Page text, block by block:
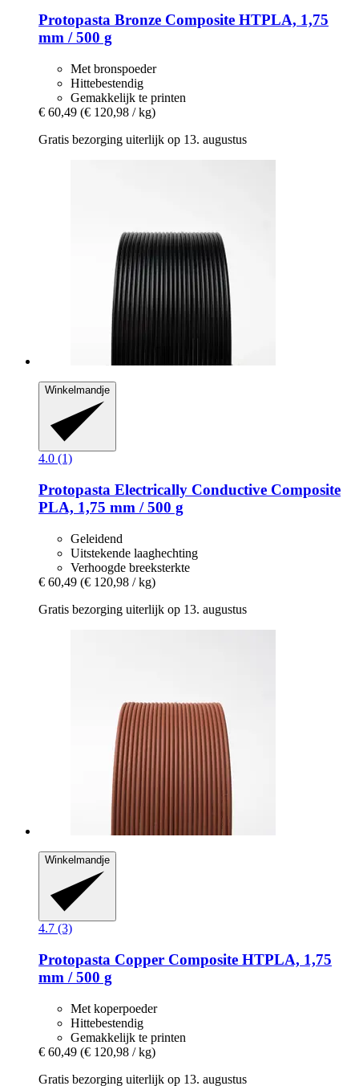
Protopasta Bronze Composite HTPLA, 1,75
mm / 500 g
Met bronspoeder
Hittebestendig
Gemakkelijk te printen
€ 60,49 (€ 120,98 / kg)
Gratis bezorging uiterlijk op 13. augustus
Winkelmandje
4.0 (1)
Protopasta Electrically Conductive Composite
PLA, 1,75 mm / 500 g
Geleidend
Uitstekende laaghechting
Verhoogde breeksterkte
€ 60,49 (€ 120,98 / kg)
Gratis bezorging uiterlijk op 13. augustus
Winkelmandje
4.7 (3)
Protopasta Copper Composite HTPLA, 1,75
mm / 500 g
Met koperpoeder
Hittebestendig
Gemakkelijk te printen
€ 60,49 (€ 120,98 / kg)
Gratis bezorging uiterlijk op 13. augustus